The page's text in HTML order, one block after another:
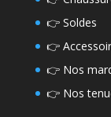
👉 Soldes
👉
👉 Nos
👉 Nos